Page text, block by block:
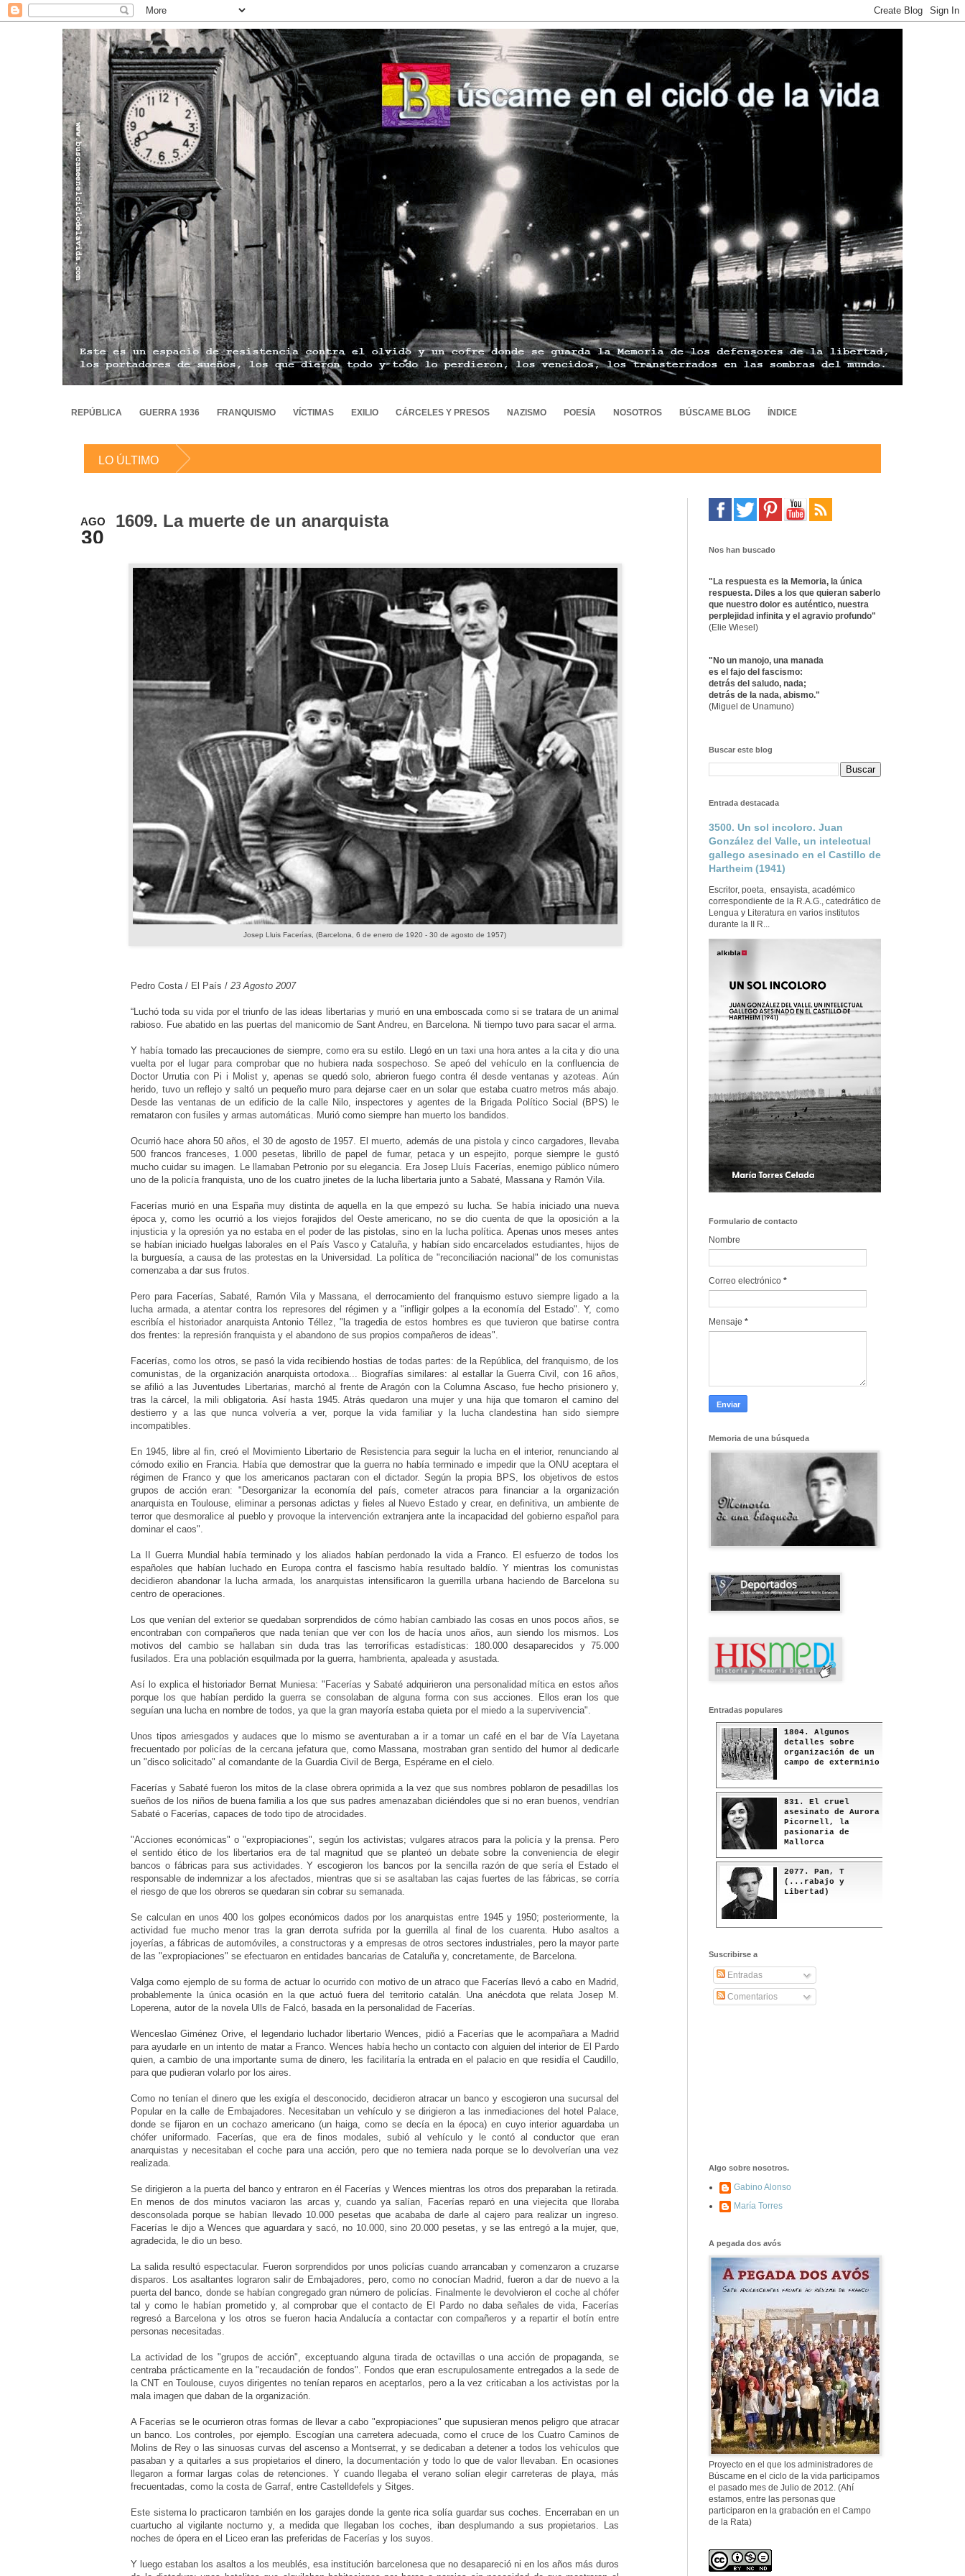
REPÚBLICA GUERRA 1936 FRANQUISMO VÍCTIMAS EXILIO CÁRCELES Y PRESOS NAZISMO POESÍA NOSOTROS BÚSCAME BLOG ÍNDICE
LO ÚLTIMO
AGO
30
1609. La muerte de un anarquista
Josep Lluis Facerías, (Barcelona, 6 de enero de 1920 - 30 de agosto de 1957)
Pedro Costa / El País /23 Agosto 2007
“Luchó toda su vida por el triunfo de las ideas libertarias y murió en una emboscada como si se tratara de un animal
rabioso. Fue abatido en las puertas del manicomio de Sant Andreu, en Barcelona. Ni tiempo tuvo para sacar el arma.
Y había tomado las precauciones de siempre, como era su estilo. Llegó en un taxi una hora antes a la cita y dio una
vuelta por el lugar para comprobar que no hubiera nada sospechoso. Se apeó del vehículo en la confluencia de
Doctor Urrutia con Pi i Molist y, apenas se quedó solo, abrieron fuego contra él desde ventanas y azoteas. Aún
herido, tuvo un reflejo y saltó un pequeño muro para dejarse caer en un solar que estaba cuatro metros más abajo.
Desde las ventanas de un edificio de la calle Nilo, inspectores y agentes de la Brigada Político Social (BPS) le
remataron con fusiles y armas automáticas. Murió como siempre han muerto los bandidos.
Ocurrió hace ahora 50 años, el 30 de agosto de 1957. El muerto, además de una pistola y cinco cargadores, llevaba
500 francos franceses, 1.000 pesetas, librillo de papel de fumar, petaca y un espejito, porque siempre le gustó
mucho cuidar su imagen. Le llamaban Petronio por su elegancia. Era Josep Lluís Facerías, enemigo público número
uno de la policía franquista, uno de los cuatro jinetes de la lucha libertaria junto a Sabaté, Massana y Ramón Vila.
Facerías murió en una España muy distinta de aquella en la que empezó su lucha. Se había iniciado una nueva
época y, como les ocurrió a los viejos forajidos del Oeste americano, no se dio cuenta de que la oposición a la
injusticia y la opresión ya no estaba en el poder de las pistolas, sino en la lucha política. Apenas unos meses antes
se habían iniciado huelgas laborales en el País Vasco y Cataluña, y habían sido encarcelados estudiantes, hijos de
la burguesía, a causa de las protestas en la Universidad. La política de "reconciliación nacional" de los comunistas
comenzaba a dar sus frutos.
Pero para Facerías, Sabaté, Ramón Vila y Massana, el derrocamiento del franquismo estuvo siempre ligado a la
lucha armada, a atentar contra los represores del régimen y a "infligir golpes a la economía del Estado". Y, como
escribía el historiador anarquista Antonio Téllez, "la tragedia de estos hombres es que tuvieron que batirse contra
dos frentes: la represión franquista y el abandono de sus propios compañeros de ideas".
Facerías, como los otros, se pasó la vida recibiendo hostias de todas partes: de la República, del franquismo, de los
comunistas, de la organización anarquista ortodoxa... Biografías similares: al estallar la Guerra Civil, con 16 años,
se afilió a las Juventudes Libertarias, marchó al frente de Aragón con la Columna Ascaso, fue hecho prisionero y,
tras la cárcel, la mili obligatoria. Así hasta 1945. Atrás quedaron una mujer y una hija que tomaron el camino del
destierro y a las que nunca volvería a ver, porque la vida familiar y la lucha clandestina han sido siempre
incompatibles.
En 1945, libre al fin, creó el Movimiento Libertario de Resistencia para seguir la lucha en el interior, renunciando al
cómodo exilio en Francia. Había que demostrar que la guerra no había terminado e impedir que la ONU aceptara el
régimen de Franco y que los americanos pactaran con el dictador. Según la propia BPS, los objetivos de estos
grupos de acción eran: "Desorganizar la economía del país, cometer atracos para financiar a la organización
anarquista en Toulouse, eliminar a personas adictas y fieles al Nuevo Estado y crear, en definitiva, un ambiente de
terror que desmoralice al pueblo y provoque la intervención extranjera ante la incapacidad del gobierno español para
dominar el caos".
La II Guerra Mundial había terminado y los aliados habían perdonado la vida a Franco. El esfuerzo de todos los
españoles que habían luchado en Europa contra el fascismo había resultado baldío. Y mientras los comunistas
decidieron abandonar la lucha armada, los anarquistas intensificaron la guerrilla urbana haciendo de Barcelona su
centro de operaciones.
Los que venían del exterior se quedaban sorprendidos de cómo habían cambiado las cosas en unos pocos años, se
encontraban con compañeros que nada tenían que ver con los de hacía unos años, aun siendo los mismos. Los
motivos del cambio se hallaban sin duda tras las terroríficas estadísticas: 180.000 desaparecidos y 75.000
fusilados. Era una población esquilmada por la guerra, hambrienta, apaleada y asustada.
Así lo explica el historiador Bernat Muniesa: "Facerías y Sabaté adquirieron una personalidad mítica en estos años
porque los que habían perdido la guerra se consolaban de alguna forma con sus acciones. Ellos eran los que
seguían una lucha en nombre de todos, ya que la gran mayoría estaba quieta por el miedo a la supervivencia".
Unos tipos arriesgados y audaces que lo mismo se aventuraban a ir a tomar un café en el bar de Vía Layetana
frecuentado por policías de la cercana jefatura que, como Massana, mostraban gran sentido del humor al dedicarle
un "disco solicitado" al comandante de la Guardia Civil de Berga, Espérame en el cielo.
Facerías y Sabaté fueron los mitos de la clase obrera oprimida a la vez que sus nombres poblaron de pesadillas los
sueños de los niños de buena familia a los que sus padres amenazaban diciéndoles que si no eran buenos, vendrían
Sabaté o Facerías, capaces de todo tipo de atrocidades.
"Acciones económicas" o "expropiaciones", según los activistas; vulgares atracos para la policía y la prensa. Pero
el sentido ético de los libertarios era de tal magnitud que se planteó un debate sobre la conveniencia de elegir
bancos o fábricas para sus actividades. Y escogieron los bancos por la sencilla razón de que sería el Estado el
responsable de indemnizar a los afectados, mientras que si se asaltaban las cajas fuertes de las fábricas, se corría
el riesgo de que los obreros se quedaran sin cobrar su semanada.
Se calculan en unos 400 los golpes económicos dados por los anarquistas entre 1945 y 1950; posteriormente, la
actividad fue mucho menor tras la gran derrota sufrida por la guerrilla al final de los cuarenta. Hubo asaltos a
joyerías, a fábricas de automóviles, a constructoras y a empresas de otros sectores industriales, pero la mayor parte
de las "expropiaciones" se efectuaron en entidades bancarias de Cataluña y, concretamente, de Barcelona.
Valga como ejemplo de su forma de actuar lo ocurrido con motivo de un atraco que Facerías llevó a cabo en Madrid,
probablemente la única ocasión en la que actuó fuera del territorio catalán. Una anécdota que relata Josep M.
Loperena, autor de la novela Ulls de Falcó , basada en la personalidad de Facerías.
Wenceslao Giménez Orive, el legendario luchador libertario Wences, pidió a Facerías que le acompañara a Madrid
para ayudarle en un intento de matar a Franco. Wences había hecho un contacto con alguien del interior de El Pardo
quien, a cambio de una importante suma de dinero, les facilitaría la entrada en el palacio en que residía el Caudillo,
para que pudieran volarlo por los aires.
Como no tenían el dinero que les exigía el desconocido, decidieron atracar un banco y escogieron una sucursal del
Popular en la calle de Embajadores. Necesitaban un vehículo y se dirigieron a las inmediaciones del hotel Palace,
donde se fijaron en un cochazo americano (un haiga, como se decía en la época) en cuyo interior aguardaba un
chófer uniformado. Facerías, que era de finos modales, subió al vehículo y le contó al conductor que eran
anarquistas y necesitaban el coche para una acción, pero que no temiera nada porque se lo devolverían una vez
realizada.
Se dirigieron a la puerta del banco y entraron en él Facerías y Wences mientras los otros dos preparaban la retirada.
En menos de dos minutos vaciaron las arcas y, cuando ya salían, Facerías reparó en una viejecita que lloraba
desconsolada porque se habían llevado 10.000 pesetas que acababa de darle al cajero para realizar un ingreso.
Facerías le dijo a Wences que aguardara y sacó, no 10.000, sino 20.000 pesetas, y se las entregó a la mujer, que,
agradecida, le dio un beso.
La salida resultó espectacular. Fueron sorprendidos por unos policías cuando arrancaban y comenzaron a cruzarse
disparos. Los asaltantes lograron salir de Embajadores, pero, como no conocían Madrid, fueron a dar de nuevo a la
puerta del banco, donde se habían congregado gran número de policías. Finalmente le devolvieron el coche al chófer
tal y como le habían prometido y, al comprobar que el contacto de El Pardo no daba señales de vida, Facerías
regresó a Barcelona y los otros se fueron hacia Andalucía a contactar con compañeros y a repartir el botín entre
personas necesitadas.
La actividad de los "grupos de acción", exceptuando alguna tirada de octavillas o una acción de propaganda, se
centraba prácticamente en la "recaudación de fondos". Fondos que eran escrupulosamente entregados a la sede de
la CNT en Toulouse, cuyos dirigentes no tenían reparos en aceptarlos, pero a la vez criticaban a los activistas por la
mala imagen que daban de la organización.
A Facerías se le ocurrieron otras formas de llevar a cabo "expropiaciones" que supusieran menos peligro que atracar
un banco. Los controles, por ejemplo. Escogían una carretera adecuada, como el cruce de los Cuatro Caminos de
Molins de Rey o las sinuosas curvas del ascenso a Montserrat, y se dedicaban a detener a todos los vehículos que
pasaban y a quitarles a sus propietarios el dinero, la documentación y todo lo que de valor llevaban. En ocasiones
llegaron a formar largas colas de retenciones. Y cuando llegaba el verano solían elegir carreteras de playa, más
frecuentadas, como la costa de Garraf, entre Castelldefels y Sitges.
Este sistema lo practicaron también en los garajes donde la gente rica solía guardar sus coches. Encerraban en un
cuartucho al vigilante nocturno y, a medida que llegaban los coches, iban desplumando a sus propietarios. Las
noches de ópera en el Liceo eran las preferidas de Facerías y los suyos.
Y luego estaban los asaltos a los meublés, esa institución barcelonesa que no desapareció ni en los años más duros
Nos han buscado
"La respuesta es la Memoria, la única
respuesta. Diles a los que quieran saberlo
que nuestro dolor es auténtico, nuestra
perplejidad infinita y el agravio profundo"
(Elie Wiesel)
"No un manojo, una manada
es el fajo del fascismo:
detrás del saludo, nada;
detrás de la nada, abismo."
(Miguel de Unamuno)
Buscar este blog
Entrada destacada
3500. Un sol incoloro. Juan
González del Valle, un intelectual
gallego asesinado en el Castillo de
Hartheim (1941)
Escritor, poeta, ensayista, académico
correspondiente de la R.A.G., catedrático de
Lengua y Literatura en varios institutos
durante la II R...
Formulario de contacto
Nombre
Correo electrónico *
Mensaje *
Memoria de una búsqueda
Entradas populares
1804. Algunos
detalles sobre
organización de un
campo de exterminio
831. El cruel
asesinato de Aurora
Picornell, la
pasionaria de
Mallorca
2077. Pan, T
(...rabajo y
Libertad)
577. Nos fusilaron
fusilaron mal
307. Vuestros
nombres no se han
borrado en la
Historia
Suscribirse a
Entradas
Comentarios
Algo sobre nosotros.
Gabino Alonso
María Torres
A pegada dos avós
Proyecto en el que los administradores de
Búscame en el ciclo de la vida participamos
el pasado mes de Julio de 2012. (Ahí
estamos, entre las personas que
participaron en la grabación en el Campo
de la Rata)